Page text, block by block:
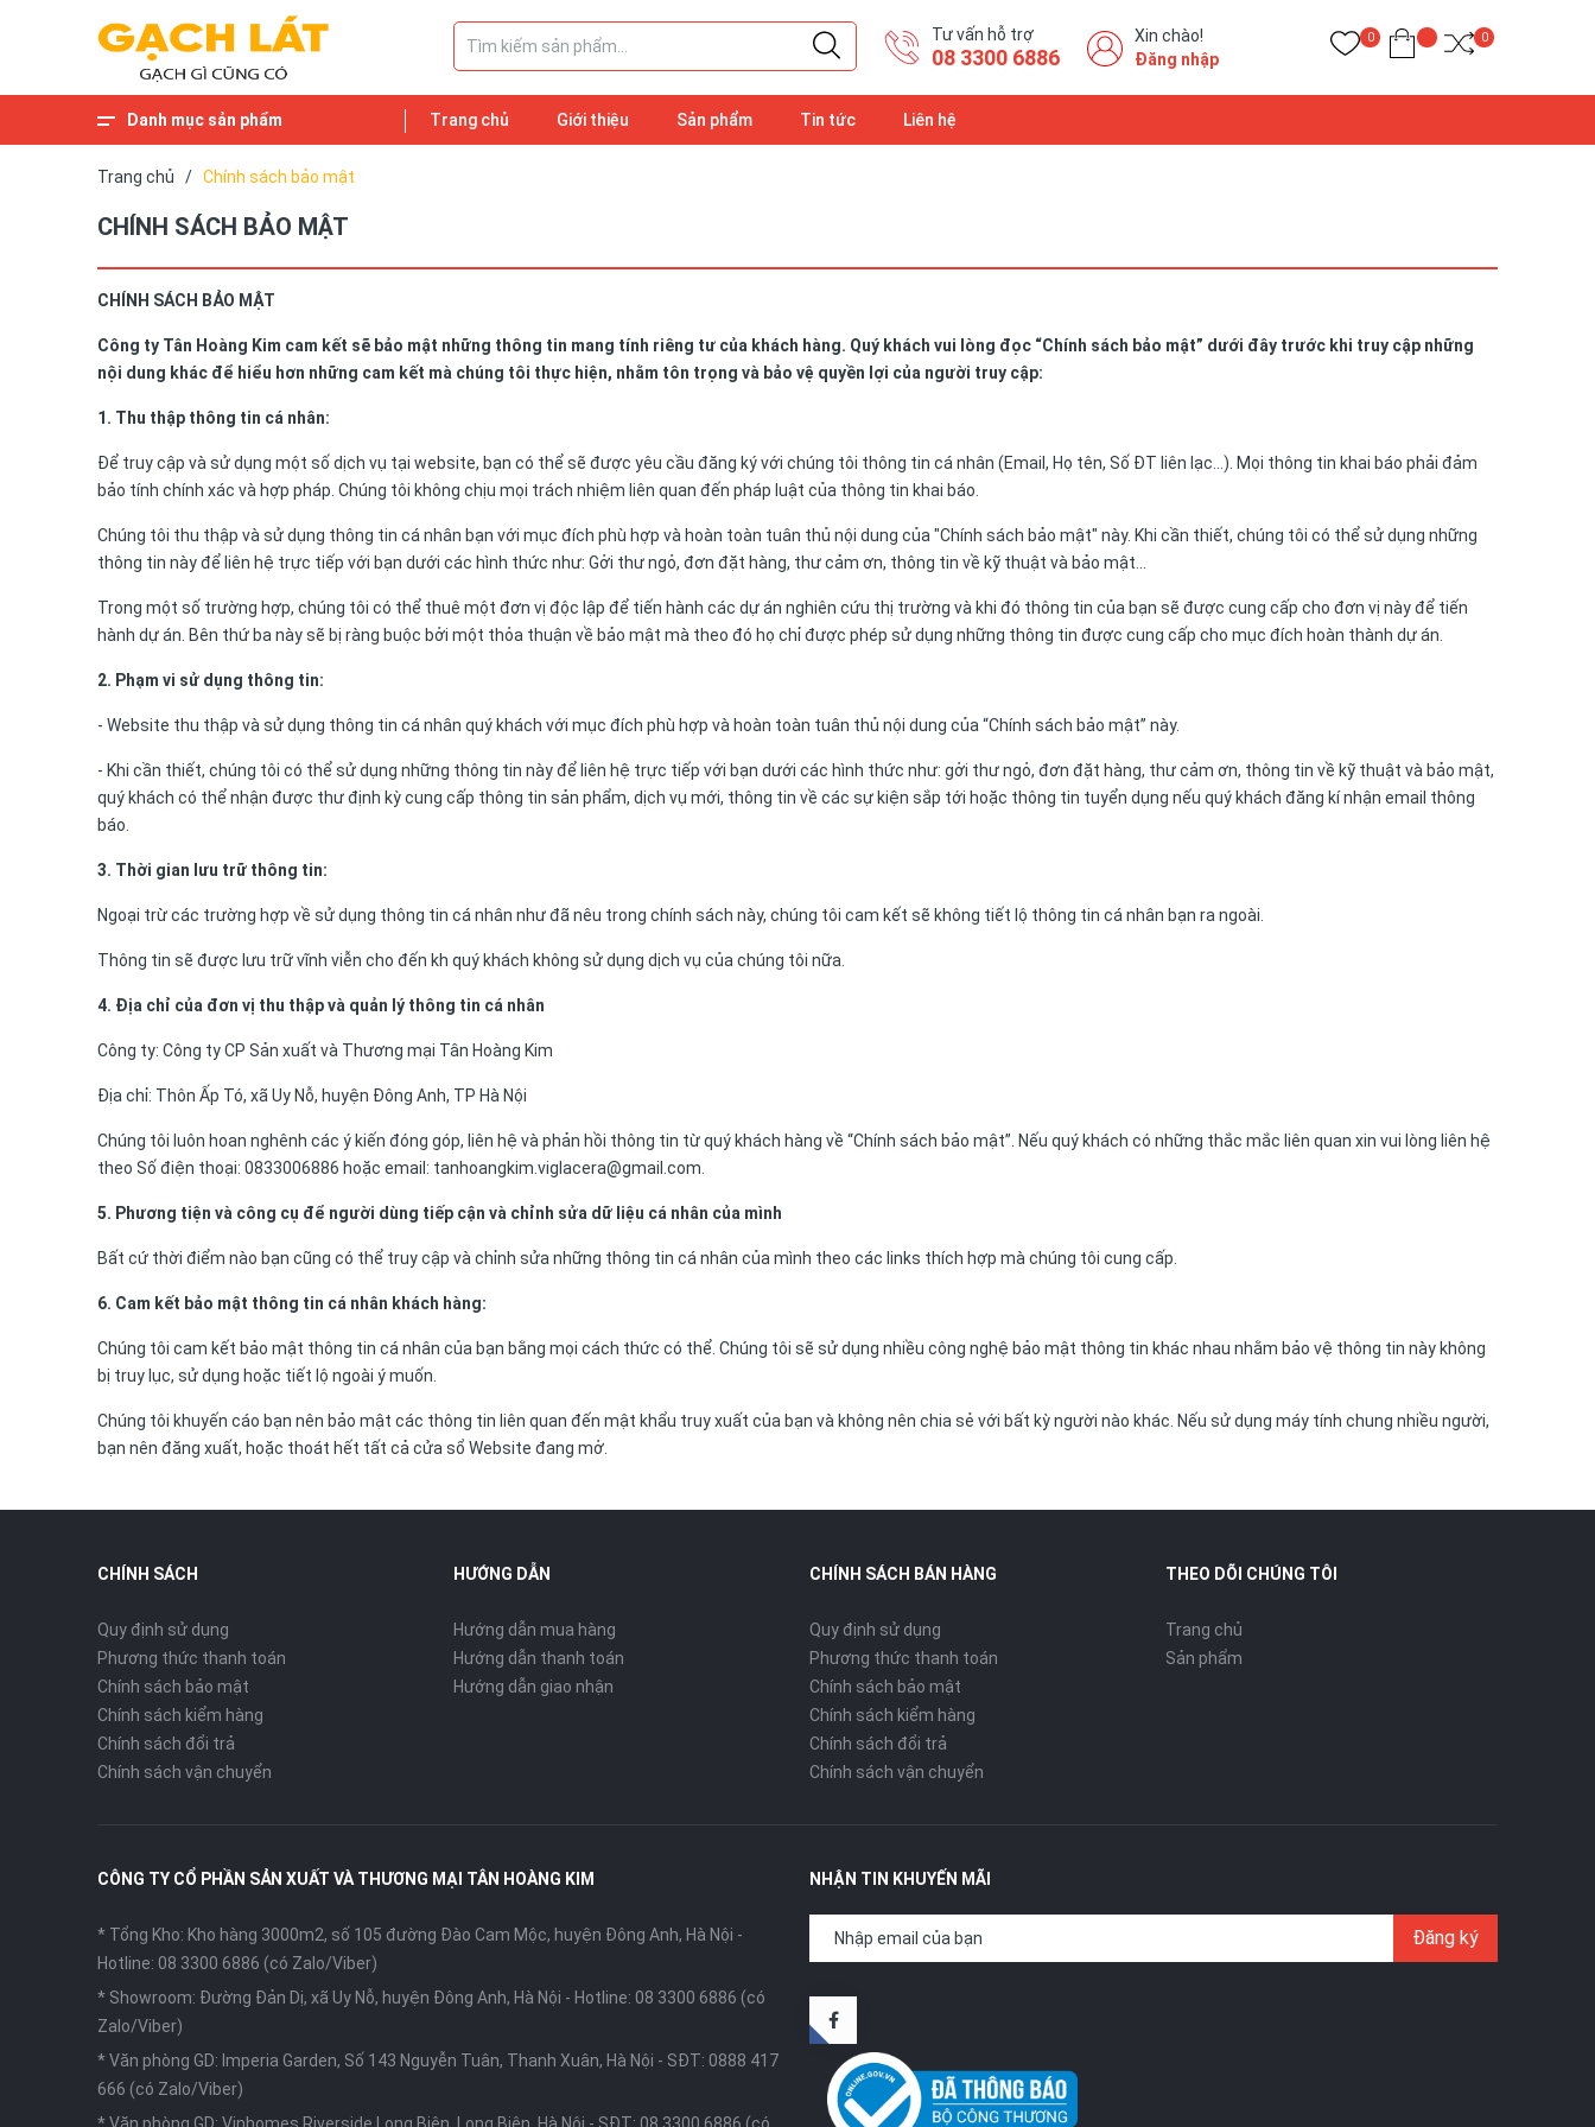
Tư vấn hỗ trợ
08 3300 6886
Xin chào!
Đăng nhập
0 0
Danh mục sản phẩm Trang chủ Giới thiệu Sản phẩm Tin tức Liên hệ
Trang chủ / Chính sách bảo mật
CHÍNH SÁCH BẢO MẬT
CHÍNH SÁCH BẢO MẬT
Công ty Tân Hoàng Kim cam kết sẽ bảo mật những thông tin mang tính riêng tư của khách hàng. Quý khách vui lòng đọc “Chính sách bảo mật” dưới đây trước khi truy cập những
nội dung khác để hiểu hơn những cam kết mà chúng tôi thực hiện, nhằm tôn trọng và bảo vệ quyền lợi của người truy cập:
1. Thu thập thông tin cá nhân:
Để truy cập và sử dụng một số dịch vụ tại website, bạn có thể sẽ được yêu cầu đăng ký với chúng tôi thông tin cá nhân (Email, Họ tên, Số ĐT liên lạc…). Mọi thông tin khai báo phải đảm
bảo tính chính xác và hợp pháp. Chúng tôi không chịu mọi trách nhiệm liên quan đến pháp luật của thông tin khai báo.
Chúng tôi thu thập và sử dụng thông tin cá nhân bạn với mục đích phù hợp và hoàn toàn tuân thủ nội dung của "Chính sách bảo mật" này. Khi cần thiết, chúng tôi có thể sử dụng những
thông tin này để liên hệ trực tiếp với bạn dưới các hình thức như: Gởi thư ngỏ, đơn đặt hàng, thư cảm ơn, thông tin về kỹ thuật và bảo mật...
Trong một số trường hợp, chúng tôi có thể thuê một đơn vị độc lập để tiến hành các dự án nghiên cứu thị trường và khi đó thông tin của bạn sẽ được cung cấp cho đơn vị này để tiến
hành dự án. Bên thứ ba này sẽ bị ràng buộc bởi một thỏa thuận về bảo mật mà theo đó họ chỉ được phép sử dụng những thông tin được cung cấp cho mục đích hoàn thành dự án.
2. Phạm vi sử dụng thông tin:
- Website thu thập và sử dụng thông tin cá nhân quý khách với mục đích phù hợp và hoàn toàn tuân thủ nội dung của “Chính sách bảo mật” này.
- Khi cần thiết, chúng tôi có thể sử dụng những thông tin này để liên hệ trực tiếp với bạn dưới các hình thức như: gởi thư ngỏ, đơn đặt hàng, thư cảm ơn, thông tin về kỹ thuật và bảo mật,
quý khách có thể nhận được thư định kỳ cung cấp thông tin sản phẩm, dịch vụ mới, thông tin về các sự kiện sắp tới hoặc thông tin tuyển dụng nếu quý khách đăng kí nhận email thông
báo.
3. Thời gian lưu trữ thông tin:
Ngoại trừ các trường hợp về sử dụng thông tin cá nhân như đã nêu trong chính sách này, chúng tôi cam kết sẽ không tiết lộ thông tin cá nhân bạn ra ngoài.
Thông tin sẽ được lưu trữ vĩnh viễn cho đến kh quý khách không sử dụng dịch vụ của chúng tôi nữa.
4. Địa chỉ của đơn vị thu thập và quản lý thông tin cá nhân
Công ty: Công ty CP Sản xuất và Thương mại Tân Hoàng Kim
Địa chỉ: Thôn Ấp Tó, xã Uy Nỗ, huyện Đông Anh, TP Hà Nội
Chúng tôi luôn hoan nghênh các ý kiến đóng góp, liên hệ và phản hồi thông tin từ quý khách hàng về “Chính sách bảo mật”. Nếu quý khách có những thắc mắc liên quan xin vui lòng liên hệ
theo Số điện thoại: 0833006886 hoặc email: tanhoangkim.viglacera@gmail.com.
5. Phương tiện và công cụ để người dùng tiếp cận và chỉnh sửa dữ liệu cá nhân của mình
Bất cứ thời điểm nào bạn cũng có thể truy cập và chỉnh sửa những thông tin cá nhân của mình theo các links thích hợp mà chúng tôi cung cấp.
6. Cam kết bảo mật thông tin cá nhân khách hàng:
Chúng tôi cam kết bảo mật thông tin cá nhân của bạn bằng mọi cách thức có thể. Chúng tôi sẽ sử dụng nhiều công nghệ bảo mật thông tin khác nhau nhằm bảo vệ thông tin này không
bị truy lục, sử dụng hoặc tiết lộ ngoài ý muốn.
Chúng tôi khuyến cáo bạn nên bảo mật các thông tin liên quan đến mật khẩu truy xuất của bạn và không nên chia sẻ với bất kỳ người nào khác. Nếu sử dụng máy tính chung nhiều người,
bạn nên đăng xuất, hoặc thoát hết tất cả cửa sổ Website đang mở.
CHÍNH SÁCH
Quy định sử dụng
Phương thức thanh toán
Chính sách bảo mật
Chính sách kiểm hàng
Chính sách đổi trả
Chính sách vận chuyển
HƯỚNG DẪN
Hướng dẫn mua hàng
Hướng dẫn thanh toán
Hướng dẫn giao nhận
CHÍNH SÁCH BÁN HÀNG
Quy định sử dụng
Phương thức thanh toán
Chính sách bảo mật
Chính sách kiểm hàng
Chính sách đổi trả
Chính sách vận chuyển
THEO DÕI CHÚNG TÔI
Trang chủ
Sản phẩm
CÔNG TY CỔ PHẦN SẢN XUẤT VÀ THƯƠNG MẠI TÂN HOÀNG KIM
* Tổng Kho: Kho hàng 3000m2, số 105 đường Đào Cam Mộc, huyện Đông Anh, Hà Nội -
Hotline: 08 3300 6886 (có Zalo/Viber)
* Showroom: Đường Đản Dị, xã Uy Nỗ, huyện Đông Anh, Hà Nội - Hotline: 08 3300 6886 (có
Zalo/Viber)
* Văn phòng GD: Imperia Garden, Số 143 Nguyễn Tuân, Thanh Xuân, Hà Nội - SĐT: 0888 417
666 (có Zalo/Viber)
NHẬN TIN KHUYẾN MÃI
Đăng ký